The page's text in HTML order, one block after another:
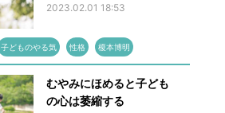
2023.02.01 18:53
子どものやる気 性格 榎本博明
むやみにほめると子ども
の心は萎縮する